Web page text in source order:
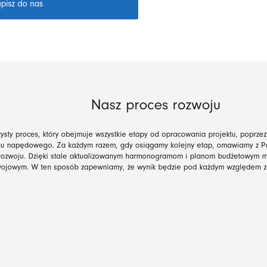
do nas
Nasz proces rozwoju
proces, który obejmuje wszystkie etapy od opracowania projektu,
napędowego. Za każdym razem, gdy osiągamy kolejny etap, omawiamy z
Dzięki stale aktualizowanym harmonogramom i planom budżetowym
W ten sposób zapewniamy, że wynik będzie pod każdym względem